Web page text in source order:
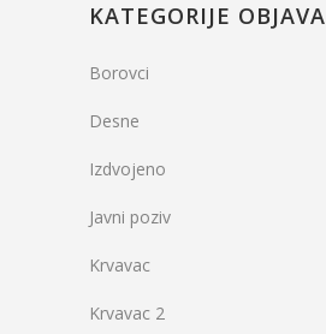
KATEGORIJE OBJAVA
Borovci
Desne
Izdvojeno
Javni poziv
Krvavac
Krvavac 2